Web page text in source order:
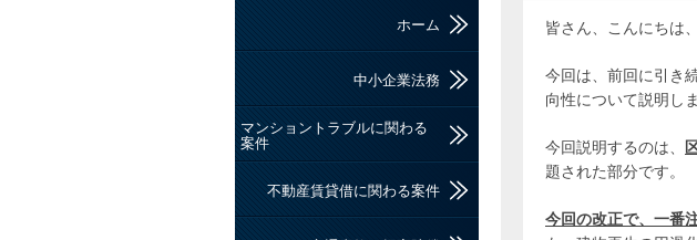
皆さん、こんにちは
今回は、前回に引き
向性について説明しま
今回説明するのは、
題された部分です。
今回の改正で、一番
ホーム
中小企業法務
マンショントラブルに関わる
案件
不動産賃貸借に関わる案件